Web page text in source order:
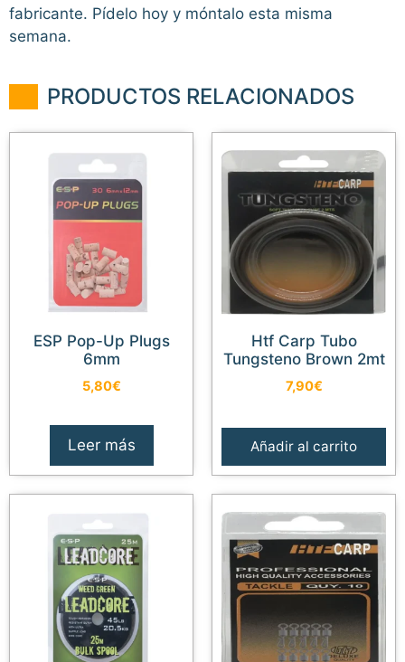
fabricante. Pídelo hoy y móntalo esta misma
semana.
PRODUCTOS RELACIONADOS
ESP Pop-Up Plugs
6mm
5,80€
Leer más
Htf Carp Tubo
Tungsteno Brown 2mt
7,90€
Añadir al carrito